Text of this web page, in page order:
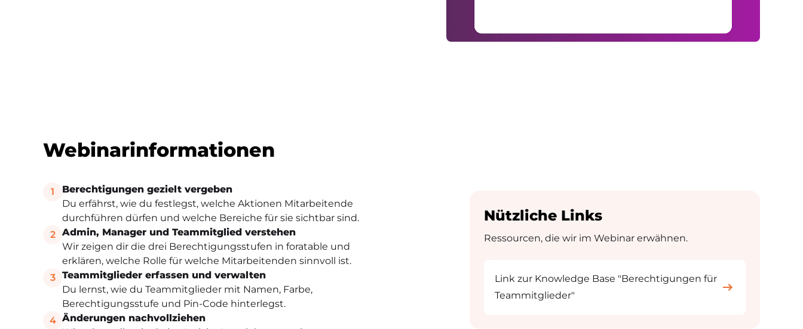
Webinarinformationen
1
Berechtigungen gezielt vergeben
Du erfährst, wie du festlegst, welche Aktionen Mitarbeitende
durchführen dürfen und welche Bereiche für sie sichtbar sind.
2
Admin, Manager und Teammitglied verstehen
Wir zeigen dir die drei Berechtigungsstufen in foratable und
erklären, welche Rolle für welche Mitarbeitenden sinnvoll ist.
3
Teammitglieder erfassen und verwalten
Du lernst, wie du Teammitglieder mit Namen, Farbe,
Berechtigungsstufe und Pin-Code hinterlegst.
4 Änderungen nachvollziehen
Nützliche Links
Ressourcen, die wir im Webinar erwähnen.
Link zur Knowledge Base "Berechtigungen für
Teammitglieder"